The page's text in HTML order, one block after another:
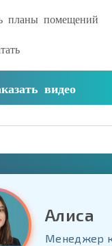
планы помещений
видео
Алиса
Менеджер